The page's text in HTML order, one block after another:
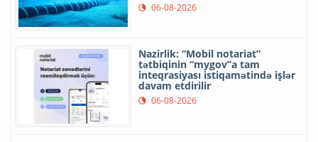
06-08-2026
Nazirlik: “Mobil notariat”
tətbiqinin “mygov”a tam
inteqrasiyası istiqamətində işlər
davam etdirilir
06-08-2026